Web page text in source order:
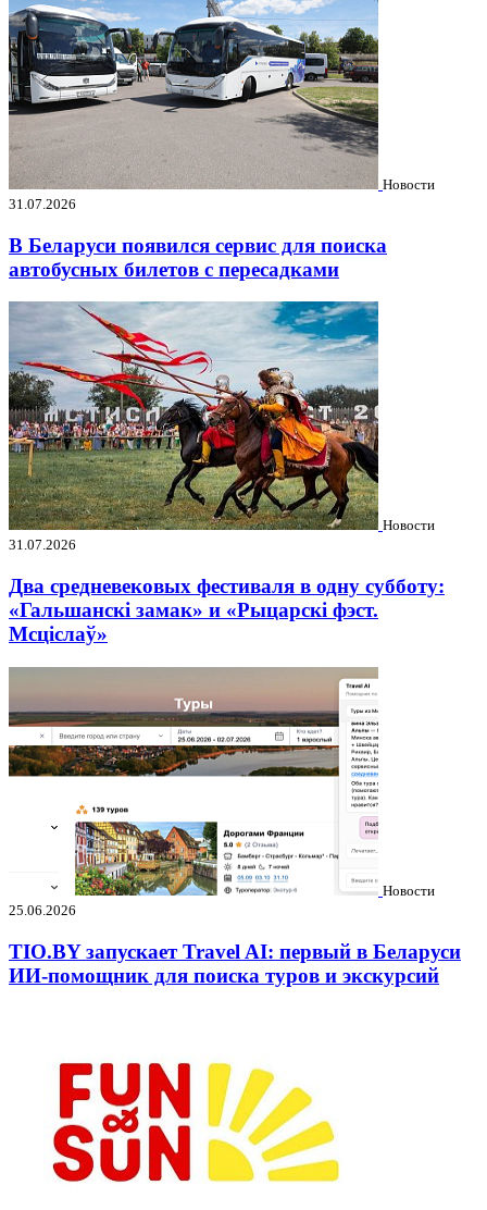
Новости
31.07.2026
В Беларуси появился сервис для поиска
автобусных билетов с пересадками
Новости
31.07.2026
Два средневековых фестиваля в одну субботу:
«Гальшанскі замак» и «Рыцарскі фэст.
Мсціслаў»
Новости
25.06.2026
TIO.BY запускает Travel AI: первый в Беларуси
ИИ-помощник для поиска туров и экскурсий